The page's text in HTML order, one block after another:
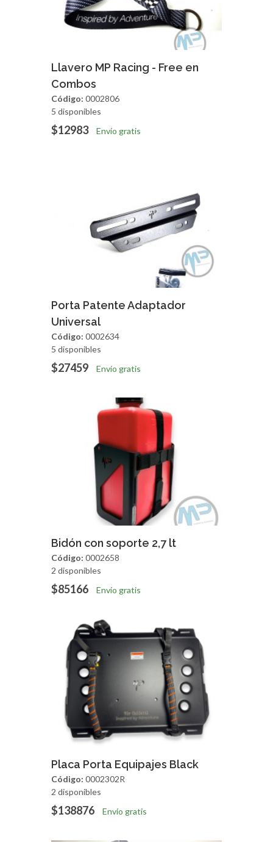
Agregar Vista Rapida
Llavero MP Racing - Free en
Combos
Código: 0002806
5 disponibles
$12983 Envío gratis
Agregar Vista Rapida
Porta Patente Adaptador
Universal
Código: 0002634
5 disponibles
$27459 Envío gratis
Agregar Vista Rapida
Bidón con soporte 2,7 lt
Código: 0002658
2 disponibles
$85166 Envío gratis
Agregar Vista Rapida
Placa Porta Equipajes Black
Código: 0002302R
2 disponibles
$138876 Envío gratis